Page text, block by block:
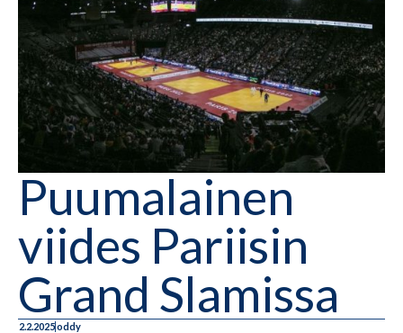
Puumalainen
viides Pariisin
Grand Slamissa
2.2.2025oddy